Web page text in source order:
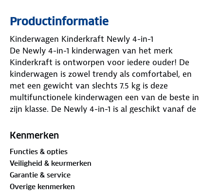
Productinformatie
Kinderwagen Kinderkraft Newly 4-in-1
De Newly 4-in-1 kinderwagen van het merk
Kinderkraft is ontworpen voor iedere ouder! De
kinderwagen is zowel trendy als comfortabel, en
met een gewicht van slechts 7.5 kg is deze
multifunctionele kinderwagen een van de beste in
zijn klasse. De Newly 4-in-1 is al geschikt vanaf de
bijpassende I-Size autostoel met isofixbase.
geboorte heerlijk dutten. Hij beschikt over een
mooie zonnekap en dekje, zodat je kindje lekker
geborgen en beschermd in de kinderwagen
ligt. Wanneer je kindje wat groter wordt en
Kenmerken
Functies & opties
Veiligheid & keurmerken
Garantie & service
Overige kenmerken